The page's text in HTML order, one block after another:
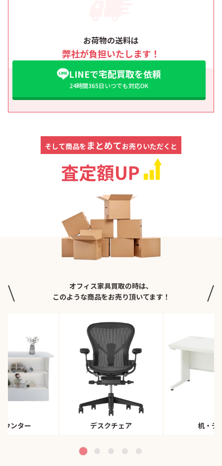
お荷物の送料は
弊社が負担いたします！
LINEで宅配買取を依頼
24時間365日いつでも対応OK
そして商品を まとめてお売りいただくと
査定額UP
オフィス家具買取の時は、
このような商品をお売り頂いてます！
ウンター デスクチェア 机・デ